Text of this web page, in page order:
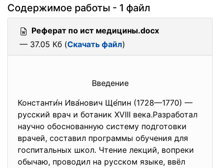
Содержимое работы - 1 файл
Реферат по ист медицины.docx
— 37.05 Кб (Скачать файл)
Введение
Константи́н Ива́нович Ще́пин (1728—1770) —
русский врач и ботаник XVIII века.Разработал
научно обоснованную систему подготовки
врачей, составил программы обучения для
госпитальных школ. Чтение лекций, вопреки
обычаю, проводил на русском языке, ввёл